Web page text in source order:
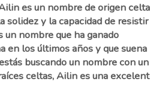
es un nombre de origen celta
solidez y la capacidad de resistir
un nombre que ha ganado
en los últimos años y que suena
buscando un nombre con un
celtas, Ailin es una